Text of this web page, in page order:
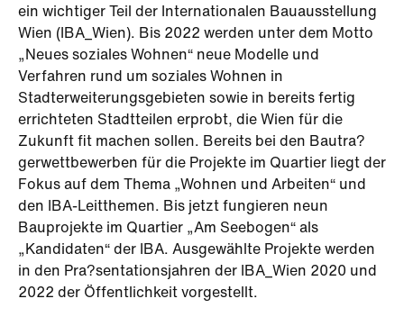
ein wichtiger Teil der Internationalen Bauausstellung
Wien (IBA_Wien). Bis 2022 werden unter dem Motto
„Neues soziales Wohnen“ neue Modelle und
Verfahren rund um soziales Wohnen in
Stadterweiterungsgebieten sowie in bereits fertig
errichteten Stadtteilen erprobt, die Wien für die
Zukunft fit machen sollen. Bereits bei den Bautra?
gerwettbewerben für die Projekte im Quartier liegt der
Fokus auf dem Thema „Wohnen und Arbeiten“ und
den IBA-Leitthemen. Bis jetzt fungieren neun
Bauprojekte im Quartier „Am Seebogen“ als
„Kandidaten“ der IBA. Ausgewählte Projekte werden
in den Pra?sentationsjahren der IBA_Wien 2020 und
2022 der Öffentlichkeit vorgestellt.